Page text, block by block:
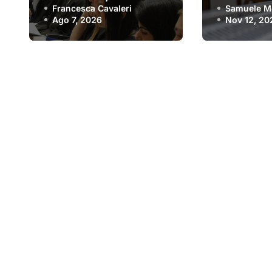
consigli per evitare
le truffe
Francesca Cavaleri
Ago 7, 2026
(e che
soldini)
Samuele
Nov 12,